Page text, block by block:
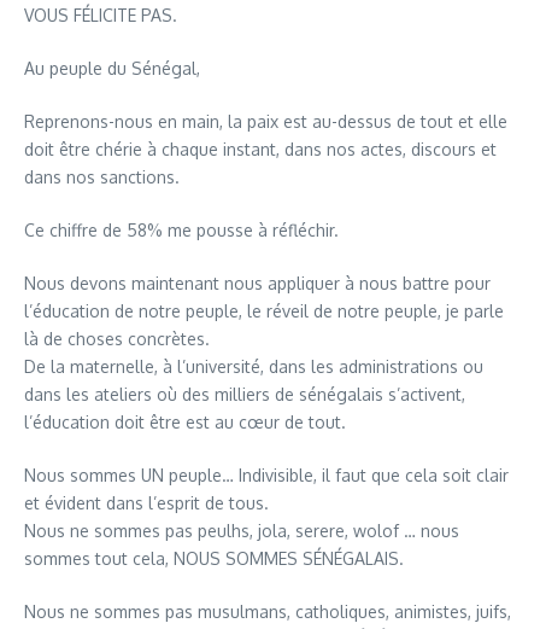
VOUS FÉLICITE PAS.
Au peuple du Sénégal,
Reprenons-nous en main, la paix est au-dessus de tout et elle
doit être chérie à chaque instant, dans nos actes, discours et
dans nos sanctions.
Ce chiffre de 58% me pousse à réfléchir.
Nous devons maintenant nous appliquer à nous battre pour
l’éducation de notre peuple, le réveil de notre peuple, je parle
là de choses concrètes.
De la maternelle, à l’université, dans les administrations ou
dans les ateliers où des milliers de sénégalais s’activent,
l’éducation doit être est au cœur de tout.
Nous sommes UN peuple… Indivisible, il faut que cela soit clair
et évident dans l’esprit de tous.
Nous ne sommes pas peulhs, jola, serere, wolof … nous
sommes tout cela, NOUS SOMMES SÉNÉGALAIS.
Nous ne sommes pas musulmans, catholiques, animistes, juifs,